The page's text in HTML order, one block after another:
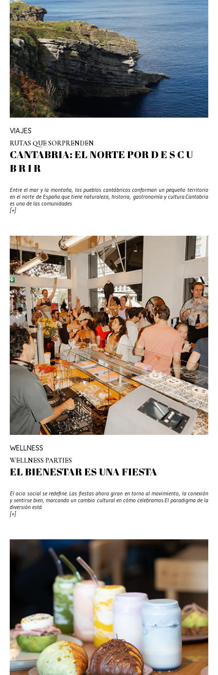
VIAJES
RUTAS QUE SORPRENDEN
CANTABRIA: EL NORTE POR D E S C U
B R I R
Entre el mar y la montaña, los pueblos cantábricos conforman un pequeño territorio
en el norte de España que tiene naturaleza, historia, gastronomía y cultura.Cantabria
es una de las comunidades
[+]
WELLNESS
WELLNESS PARTIES
EL BIENESTAR ES UNA FIESTA
El ocio social se redefine. Las fiestas ahora giran en torno al movimiento, la conexión
y sentirse bien, marcando un cambio cultural en cómo celebramos.El paradigma de la
diversión está
[+]